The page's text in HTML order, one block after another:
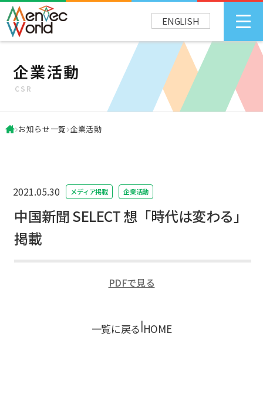
ENGLISH
企業活動
CSR
お知らせ一覧 企業活動
2021.05.30 メディア掲載 企業活動
中国新聞 SELECT 想「時代は変わる」
掲載
PDFで見る
一覧に戻る|HOME